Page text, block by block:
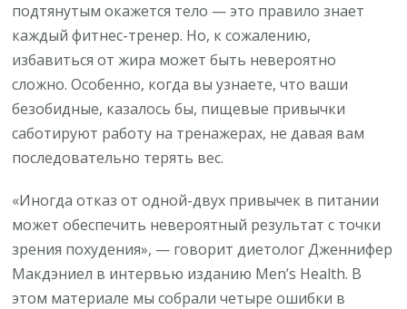
подтянутым окажется тело — это правило знает
каждый фитнес-тренер. Но, к сожалению,
избавиться от жира может быть невероятно
сложно. Особенно, когда вы узнаете, что ваши
безобидные, казалось бы, пищевые привычки
саботируют работу на тренажерах, не давая вам
последовательно терять вес.
«Иногда отказ от одной-двух привычек в питании
может обеспечить невероятный результат с точки
зрения похудения», — говорит диетолог Дженнифер
Макдэниел в интервью изданию Men’s Health. В
этом материале мы собрали четыре ошибки в